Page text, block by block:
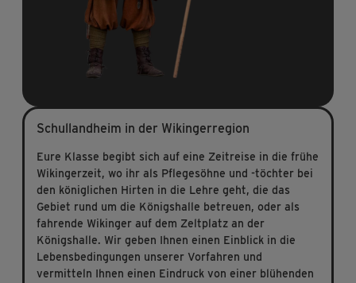
Schullandheim in der Wikingerregion
Eure Klasse begibt sich auf eine Zeitreise in die frühe
Wikingerzeit, wo ihr als Pflegesöhne und -töchter bei
den königlichen Hirten in die Lehre geht, die das
Gebiet rund um die Königshalle betreuen, oder als
fahrende Wikinger auf dem Zeltplatz an der
Königshalle. Wir geben Ihnen einen Einblick in die
Lebensbedingungen unserer Vorfahren und
vermitteln Ihnen einen Eindruck von einer blühenden